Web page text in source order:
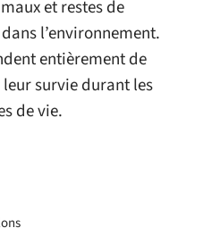
et restes de
l’environnement.
entièrement de
survie durant les
de vie.